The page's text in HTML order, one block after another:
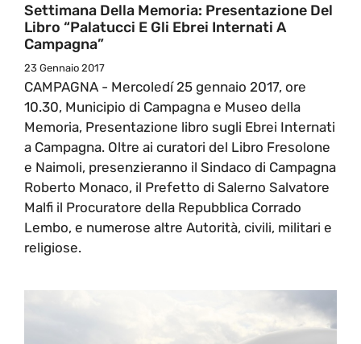
Settimana Della Memoria: Presentazione Del
Libro “Palatucci E Gli Ebrei Internati A
Campagna”
23 Gennaio 2017
CAMPAGNA - Mercoledí 25 gennaio 2017, ore
10.30, Municipio di Campagna e Museo della
Memoria, Presentazione libro sugli Ebrei Internati
a Campagna. Oltre ai curatori del Libro Fresolone
e Naimoli, presenzieranno il Sindaco di Campagna
Roberto Monaco, il Prefetto di Salerno Salvatore
Malfi il Procuratore della Repubblica Corrado
Lembo, e numerose altre Autorità, civili, militari e
religiose.